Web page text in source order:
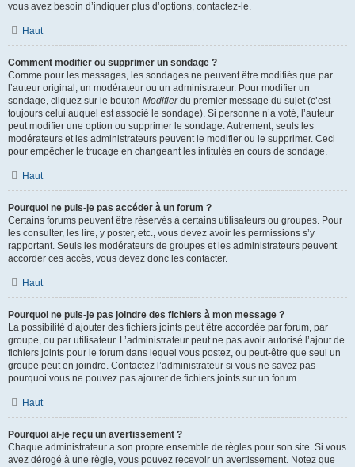
vous avez besoin d’indiquer plus d’options, contactez-le.
Haut
Comment modifier ou supprimer un sondage ?
Comme pour les messages, les sondages ne peuvent être modifiés que par
l’auteur original, un modérateur ou un administrateur. Pour modifier un
sondage, cliquez sur le bouton Modifierdu premier message du sujet (c’est
toujours celui auquel est associé le sondage). Si personne n’a voté, l’auteur
peut modifier une option ou supprimer le sondage. Autrement, seuls les
modérateurs et les administrateurs peuvent le modifier ou le supprimer. Ceci
pour empêcher le trucage en changeant les intitulés en cours de sondage.
Haut
Pourquoi ne puis-je pas accéder à un forum ?
Certains forums peuvent être réservés à certains utilisateurs ou groupes. Pour
les consulter, les lire, y poster, etc., vous devez avoir les permissions s’y
rapportant. Seuls les modérateurs de groupes et les administrateurs peuvent
accorder ces accès, vous devez donc les contacter.
Haut
Pourquoi ne puis-je pas joindre des fichiers à mon message ?
La possibilité d’ajouter des fichiers joints peut être accordée par forum, par
groupe, ou par utilisateur. L’administrateur peut ne pas avoir autorisé l’ajout de
fichiers joints pour le forum dans lequel vous postez, ou peut-être que seul un
groupe peut en joindre. Contactez l’administrateur si vous ne savez pas
pourquoi vous ne pouvez pas ajouter de fichiers joints sur un forum.
Haut
Pourquoi ai-je reçu un avertissement ?
Chaque administrateur a son propre ensemble de règles pour son site. Si vous
avez dérogé à une règle, vous pouvez recevoir un avertissement. Notez que